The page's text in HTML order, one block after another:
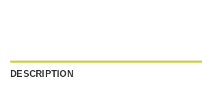
DESCRIPTION